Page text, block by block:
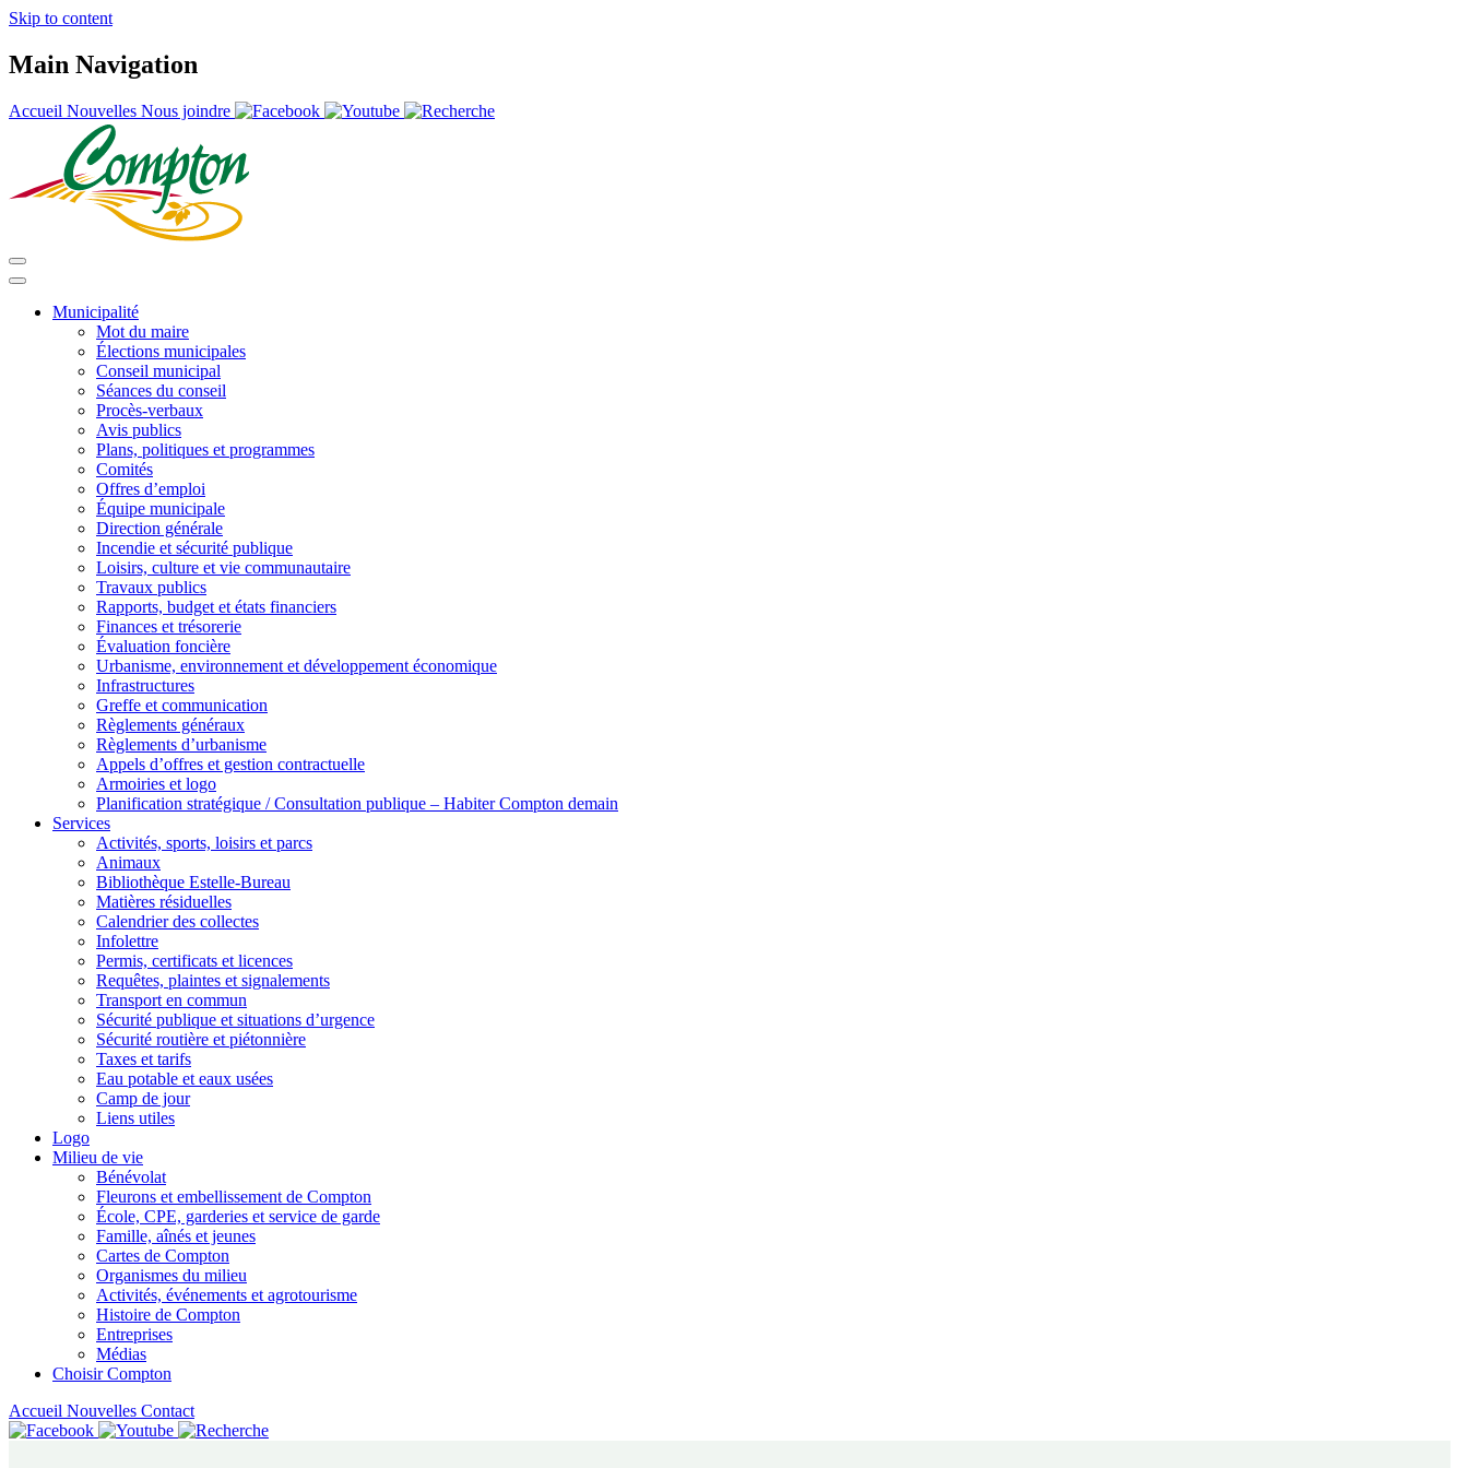
Skip to content
Main Navigation
Accueil Nouvelles Nous joindre
Municipalité
Mot du maire
Élections municipales
Conseil municipal
Séances du conseil
Procès-verbaux
Avis publics
Plans, politiques et programmes
Comités
Offres d’emploi
Équipe municipale
Direction générale
Incendie et sécurité publique
Loisirs, culture et vie communautaire
Travaux publics
Rapports, budget et états financiers
Finances et trésorerie
Évaluation foncière
Urbanisme, environnement et développement économique
Infrastructures
Greffe et communication
Règlements généraux
Règlements d’urbanisme
Appels d’offres et gestion contractuelle
Armoiries et logo
Planification stratégique / Consultation publique – Habiter Compton demain
Services
Activités, sports, loisirs et parcs
Animaux
Bibliothèque Estelle-Bureau
Matières résiduelles
Calendrier des collectes
Infolettre
Permis, certificats et licences
Requêtes, plaintes et signalements
Transport en commun
Sécurité publique et situations d’urgence
Sécurité routière et piétonnière
Taxes et tarifs
Eau potable et eaux usées
Camp de jour
Liens utiles
Logo
Milieu de vie
Bénévolat
Fleurons et embellissement de Compton
École, CPE, garderies et service de garde
Famille, aînés et jeunes
Cartes de Compton
Organismes du milieu
Activités, événements et agrotourisme
Histoire de Compton
Entreprises
Médias
Choisir Compton
Accueil Nouvelles Contact